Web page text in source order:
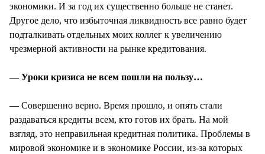
экономики. И за год их существенно больше не станет.
Другое дело, что избыточная ликвидность все равно будет
подталкивать отдельных моих коллег к увеличению
чрезмерной активности на рынке кредитования.
— Уроки кризиса не всем пошли на пользу…
— Совершенно верно. Время прошло, и опять стали
раздаваться кредиты всем, кто готов их брать. На мой
взгляд, это неправильная кредитная политика. Проблемы в
мировой экономике и в экономике России, из-за которых